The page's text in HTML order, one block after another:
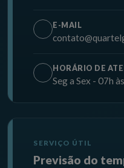
E-MAIL
HORÁRIO DE
Seg a Sex - 07h
SERVIÇO ÚTIL
Previsão do